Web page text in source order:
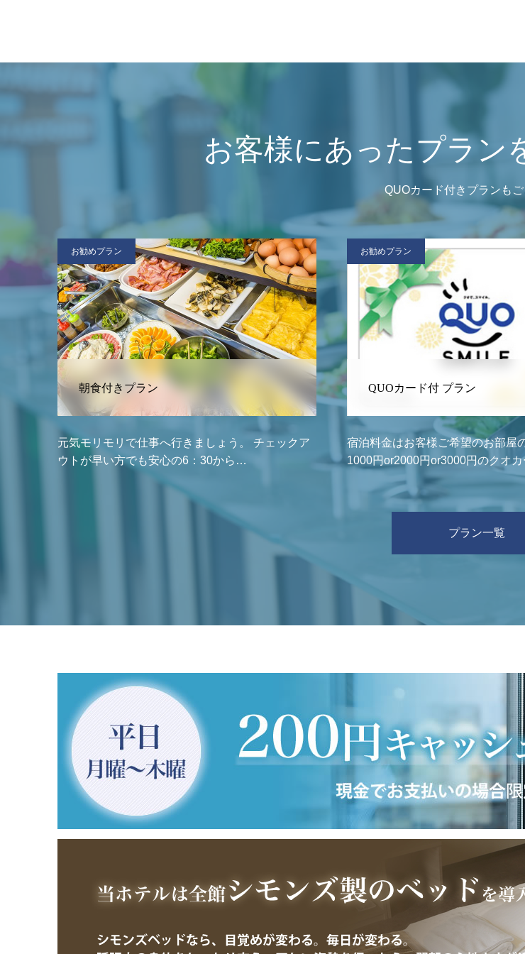
お客様にあったプラン
QUOカード付きプランも
お勧めプラン
朝食付きプラン
元気モリモリで仕事へ行きましょう。 チェックア
ウトが早い方でも安心の6：30から…
お勧めプラン
QUOカード付 プラン
宿泊料金はお客様ご希望のお部屋
1000円or2000円or3000円のクオ
プラン一覧